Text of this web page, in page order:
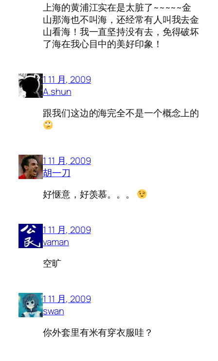
上海的黄浦江实在是太脏了~~~~~金
山那海也不叫海，还经常有人叫我去金
山看海！我一直坚持没有去，免得破坏
了海在我心目中的美好印象！
1 11 月, 2009
A.shun
跟我们这边的海完全不是一个概念上的
1 11 月, 2009
胡一刀
好惬意，好羡慕。。。
1 11 月, 2009
vaman
空旷
1 11 月, 2009
swan
你外套里有米有穿衣服哇？